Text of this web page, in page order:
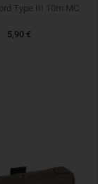
Type III 10m MC
5,90 €